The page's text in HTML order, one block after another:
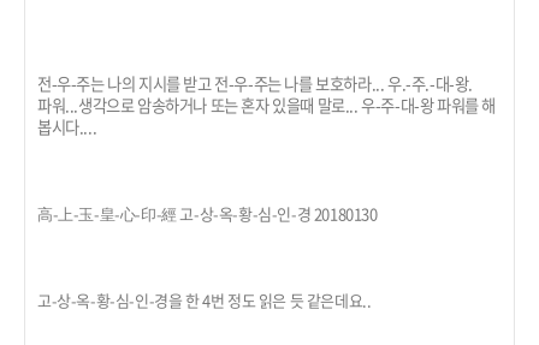
전-우-주는 나의 지시를 받고 전-우-주는 나를 보호하라... 우.-주.-대-왕.
파워...생각으로 암송하거나 또는 혼자 있을때 말로... 우-주-대-왕 파워를 해
봅시다....
高-上-玉-皇-心-印-經 고-상-옥-황-심-인-경 20180130
고-상-옥-황-심-인-경을 한 4번 정도 읽은 듯 같은데요..